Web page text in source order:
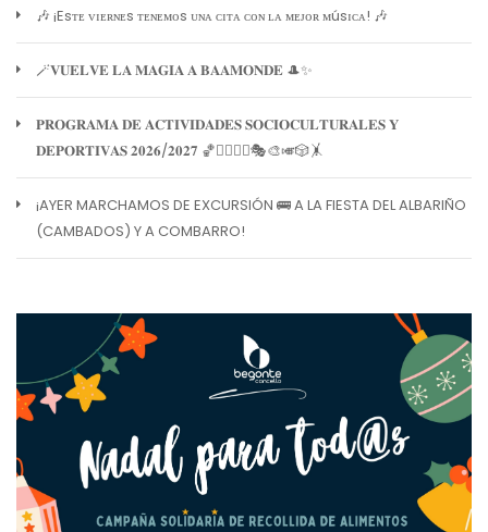
🎶 ¡Esᴛᴇ ᴠɪᴇʀɴᴇs ᴛᴇɴᴇᴍᴏs ᴜɴᴀ ᴄɪᴛᴀ ᴄᴏɴ ʟᴀ ᴍᴇᴊᴏʀ ᴍúsɪᴄᴀ! 🎶
🪄𝐕𝐔𝐄𝐋𝐕𝐄 𝐋𝐀 𝐌𝐀𝐆𝐈𝐀 𝐀 𝐁𝐀𝐀𝐌𝐎𝐍𝐃𝐄 🎩✨
𝐏𝐑𝐎𝐆𝐑𝐀𝐌𝐀 𝐃𝐄 𝐀𝐂𝐓𝐈𝐕𝐈𝐃𝐀𝐃𝐄𝐒 𝐒𝐎𝐂𝐈𝐎𝐂𝐔𝐋𝐓𝐔𝐑𝐀𝐋𝐄𝐒 𝐘
𝐃𝐄𝐏𝐎𝐑𝐓𝐈𝐕𝐀𝐒 𝟐𝟎𝟐𝟔/𝟐𝟎𝟐𝟕 🏀🏊‍♀️🧘‍♀️🎭🎨🎺🎲🤸
¡AYER MARCHAMOS DE EXCURSIÓN 🚌 A LA FIESTA DEL ALBARIÑO
(CAMBADOS) Y A COMBARRO!